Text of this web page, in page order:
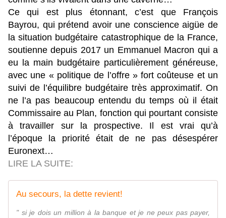
Ce qui est plus étonnant, c’est que François
Bayrou, qui prétend avoir une conscience aigüe de
la situation budgétaire catastrophique de la France,
soutienne depuis 2017 un Emmanuel Macron qui a
eu la main budgétaire particulièrement généreuse,
avec une « politique de l’offre » fort coûteuse et un
suivi de l’équilibre budgétaire très approximatif. On
ne l’a pas beaucoup entendu du temps où il était
Commissaire au Plan, fonction qui pourtant consiste
à travailler sur la prospective. Il est vrai qu’à
l’époque la priorité était de ne pas désespérer
Euronext…
LIRE LA SUITE:
Au secours, la dette revient!
" si je dois un million à la banque et je ne peux pas payer,